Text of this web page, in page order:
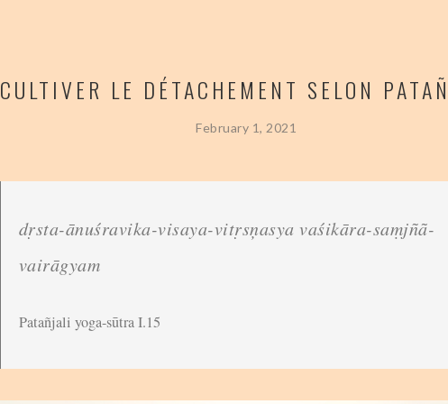
CULTIVER LE DÉTACHEMENT SELON
February 1, 2021
dṛsta-ānuśravika-visaya-vitṛsņasya vaśikāra-saṃjñã-
vairāgyam
Patañjali yoga-sūtra I.15